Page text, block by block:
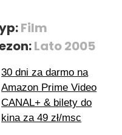
Film
Lato 2005
30 dni za darmo na
Amazon Prime Video
CANAL+ & bilety do
kina za 49 zł/msc